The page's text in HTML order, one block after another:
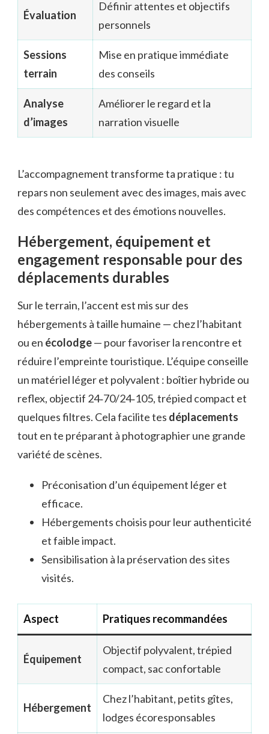
Évaluation
Définir attentes et objectifs
personnels
Sessions
terrain
Mise en pratique immédiate
des conseils
Analyse
d’images
Améliorer le regard et la
narration visuelle
L’accompagnement transforme ta pratique : tu
repars non seulement avec des images, mais avec
des compétences et des émotions nouvelles.
Hébergement, équipement et
engagement responsable pour des
déplacements durables
Sur le terrain, l’accent est mis sur des
hébergements à taille humaine — chez l’habitant
ou en écolodge— pour favoriser la rencontre et
réduire l’empreinte touristique. L’équipe conseille
un matériel léger et polyvalent : boîtier hybride ou
reflex, objectif 24‑70/24‑105, trépied compact et
quelques filtres. Cela facilite tes déplacements
tout en te préparant à photographier une grande
variété de scènes.
Préconisation d’un équipement léger et
efficace.
Hébergements choisis pour leur authenticité
et faible impact.
Sensibilisation à la préservation des sites
visités.
Aspect Pratiques recommandées
Équipement
Objectif polyvalent, trépied
compact, sac confortable
Hébergement
Chez l’habitant, petits gîtes,
lodges écoresponsables